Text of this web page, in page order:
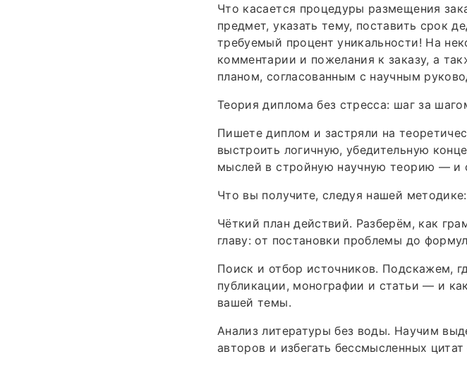
Что касается процедуры размещения
предмет, указать тему, поставить срок
требуемый процент уникальности! На
комментарии и пожелания к заказу, а
планом, согласованным с научным
Теория диплома без стресса: шаг за
Пишете диплом и застряли на
выстроить логичную, убедительную
мыслей в стройную научную теорию — и
Что вы получите, следуя нашей методике:
Чёткий план действий. Разберём, как
главу: от постановки проблемы до
Поиск и отбор источников. Подскажем,
публикации, монографии и статьи — и
вашей темы.
Анализ литературы без воды. Научим
авторов и избегать бессмысленных